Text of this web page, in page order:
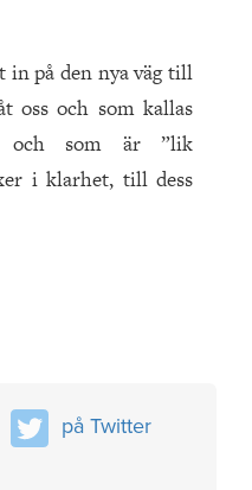
på den nya väg till
oss och som kallas
och som är ”lik
i klarhet, till dess
på Twitter